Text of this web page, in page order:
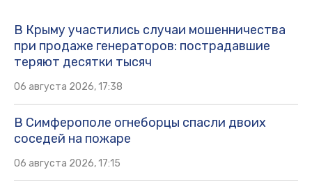
В Крыму участились случаи мошенничества
при продаже генераторов: пострадавшие
теряют десятки тысяч
06 августа 2026, 17:38
В Симферополе огнеборцы спасли двоих
соседей на пожаре
06 августа 2026, 17:15